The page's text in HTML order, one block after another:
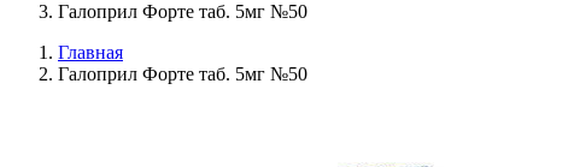
Галоприл Форте таб. 5мг №50
Главная
Галоприл Форте таб. 5мг №50